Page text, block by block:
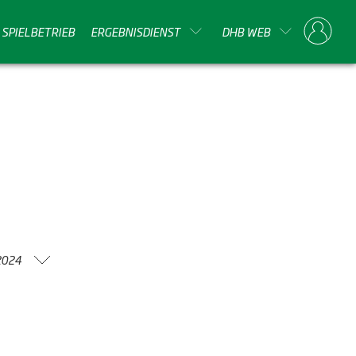
SPIELBETRIEB ERGEBNISDIENST DHB WEB